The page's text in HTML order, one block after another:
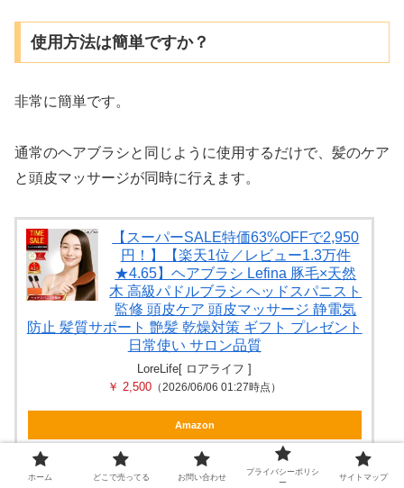
使用方法は簡単ですか？
非常に簡単です。
通常のヘアブラシと同じように使用するだけで、髪のケア
と頭皮マッサージが同時に行えます。
【スーパーSALE特価63%OFFで2,950
円！】【楽天1位／レビュー1.3万件
★4.65】ヘアブラシ Lefina 豚毛×天然
木 高級パドルブラシ ヘッドスパニスト
監修 頭皮ケア 頭皮マッサージ 静電気
防止 髪質サポート 艶髪 乾燥対策 ギフト プレゼント
日常使い サロン品質
LoreLife[ ロアライフ ]
￥ 2,500 （2026/06/06 01:27時点）
Amazon
楽天
ホーム どこで売ってる お問い合わせ
プライバシーポリシ
ー
サイトマップ